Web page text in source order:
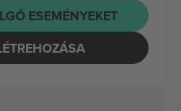
ESEMÉNYEKET